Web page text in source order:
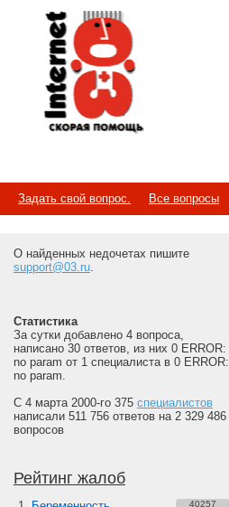
Internet
Скорая помощь
Задать свой вопрос. Все вопросы
О найденных недочетах пишите
support@03.ru.
Статистика
За сутки добавлено 4 вопроса,
написано 30 ответов, из них 0 ERROR:
no param от 1 специалиста в 0 ERROR:
no param.
С 4 марта 2000-го 375 специалистов
написали 511 756 ответов на 2 329 486
вопросов
Рейтинг жалоб
40257